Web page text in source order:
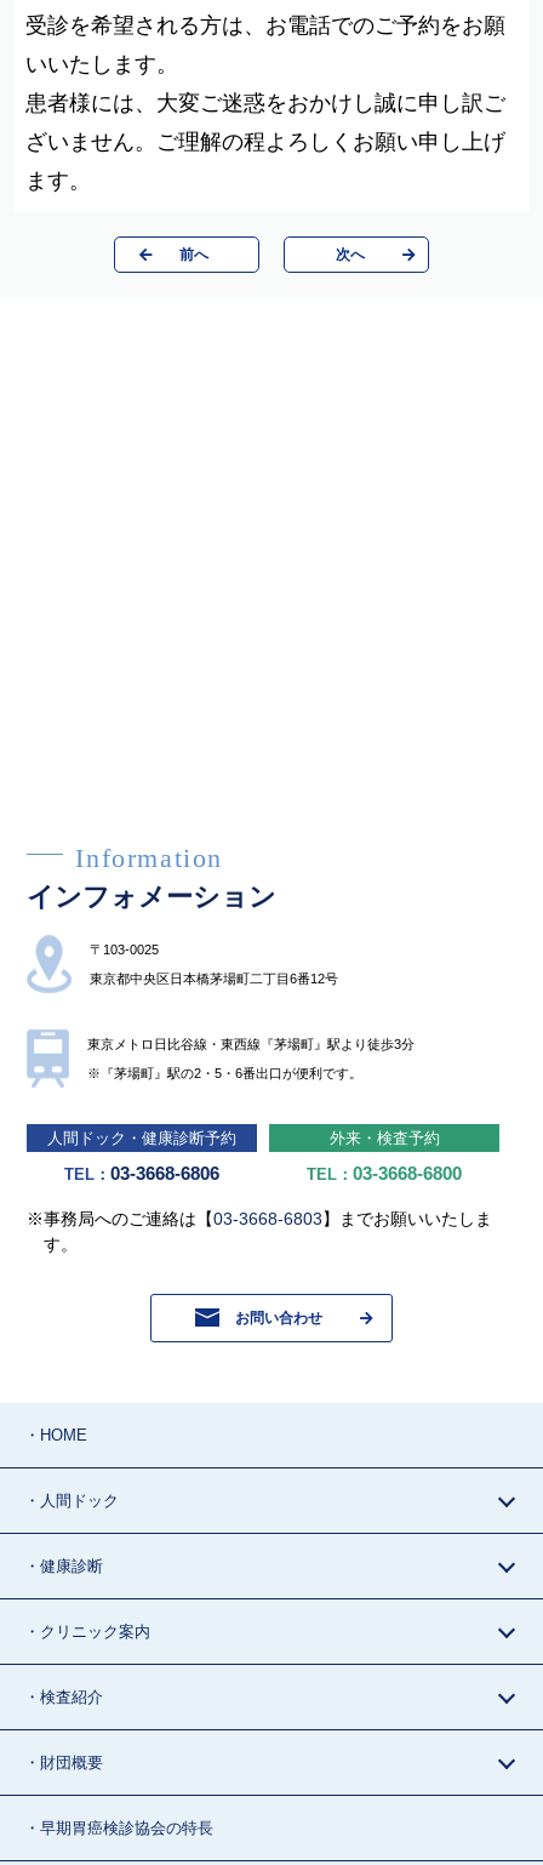
受診を希望される方は、お電話でのご予約をお願
いいたします。
患者様には、大変ご迷惑をおかけし誠に申し訳ご
ざいません。ご理解の程よろしくお願い申し上げ
ます。
前へ 次へ
Information
インフォメーション
〒103-0025
東京都中央区⽇本橋茅場町⼆丁⽬6番12号
東京メトロ⽇⽐⾕線・東⻄線『茅場町』駅より徒歩3分
※『茅場町』駅の2・5・6番出⼝が便利です。
⼈間ドック・健康診断予約
TEL：03-3668-6806
外来・検査予約
TEL：03-3668-6800
※事務局へのご連絡は【03-3668-6803】までお願いいたしま
す。
お問い合わせ
・HOME
・人間ドック
・健康診断
・クリニック案内
・検査紹介
・財団概要
・早期胃癌検診協会の特長